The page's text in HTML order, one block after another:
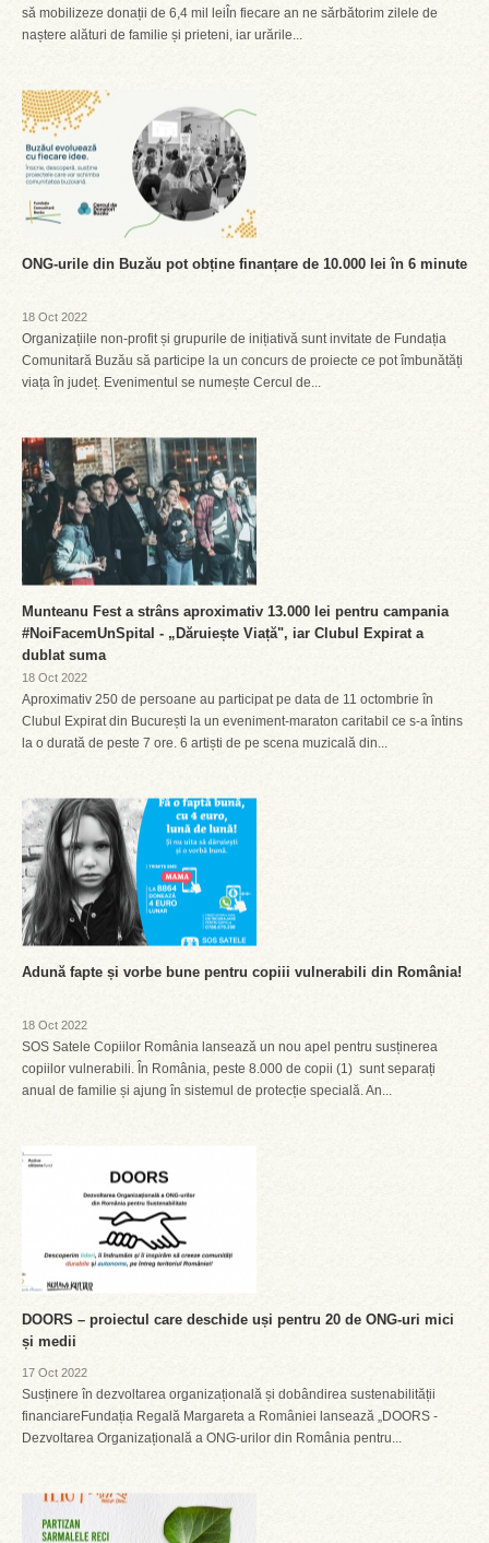
să mobilizeze donații de 6,4 mil leiÎn fiecare an ne sărbătorim zilele de
naștere alături de familie și prieteni, iar urările...
ONG-urile din Buzău pot obține finanțare de 10.000 lei în 6 minute
18 Oct 2022
Organizațiile non-profit și grupurile de inițiativă sunt invitate de Fundația
Comunitară Buzău să participe la un concurs de proiecte ce pot îmbunătăți
viața în județ. Evenimentul se numește Cercul de...
Munteanu Fest a strâns aproximativ 13.000 lei pentru campania
#NoiFacemUnSpital - „Dăruiește Viață", iar Clubul Expirat a
dublat suma
18 Oct 2022
Aproximativ 250 de persoane au participat pe data de 11 octombrie în
Clubul Expirat din București la un eveniment-maraton caritabil ce s-a întins
la o durată de peste 7 ore. 6 artiști de pe scena muzicală din...
Adună fapte și vorbe bune pentru copiii vulnerabili din România!
18 Oct 2022
SOS Satele Copiilor România lansează un nou apel pentru susținerea
copiilor vulnerabili. În România, peste 8.000 de copii (1) sunt separați
anual de familie și ajung în sistemul de protecție specială. An...
DOORS – proiectul care deschide uși pentru 20 de ONG-uri mici
și medii
17 Oct 2022
Susținere în dezvoltarea organizațională și dobândirea sustenabilității
financiareFundația Regală Margareta a României lansează „DOORS -
Dezvoltarea Organizațională a ONG-urilor din România pentru...